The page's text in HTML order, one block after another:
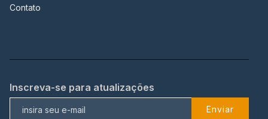
Contato
Inscreva-se para atualizações
Enviar